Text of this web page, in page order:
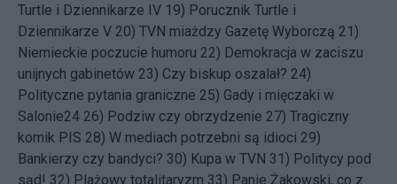
Turtle i Dziennikarze IV 19) Porucznik Turtle i
Dziennikarze V 20) TVN miażdzy Gazetę Wyborczą 21)
Niemieckie poczucie humoru 22) Demokracja w zaciszu
unijnych gabinetów 23) Czy biskup oszalał? 24)
Polityczne pytania graniczne 25) Gady i mięczaki w
Salonie24 26) Podziw czy obrzydzenie 27) Tragiczny
komik PIS 28) W mediach potrzebni są idioci 29)
Bankierzy czy bandyci? 30) Kupa w TVN 31) Politycy pod
sąd! 32) Plażowy totalitaryzm 33) Panie Żakowski, co z